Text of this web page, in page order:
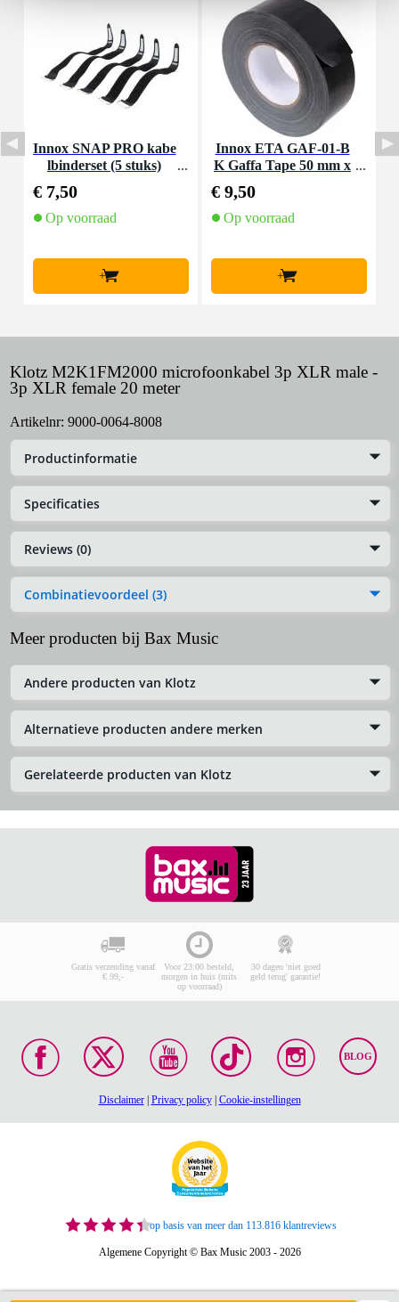
Innox SNAP PRO kabe
lbinderset (5 stuks)
€ 7,50
Op voorraad
+
Innox ETA GAF-01-B
K Gaffa Tape 50 mm x
€ 9,50
Op voorraad
+
Klotz M2K1FM2000 microfoonkabel 3p XLR male -
3p XLR female 20 meter
Artikelnr: 9000-0064-8008
Productinformatie
Specificaties
Reviews (0)
Combinatievoordeel (3)
Meer producten bij Bax Music
Andere producten van Klotz
Alternatieve producten andere merken
Gerelateerde producten van Klotz
Gratis verzending vanaf
€ 99,-
Voor 23:00 besteld,
morgen in huis (mits
op voorraad)
30 dagen 'niet goed
geld terug' garantie!
BLOG
Disclaimer| Privacy policy| Cookie-instellingen
op basis van meer dan 113.816 klantreviews
Algemene Copyright © Bax Music 2003 - 2026